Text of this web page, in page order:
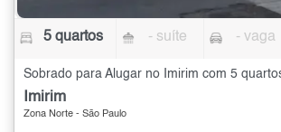
5 quartos - suíte - vaga
Sobrado para Alugar no Imirim com 5
Imirim
Zona Norte - São Paulo